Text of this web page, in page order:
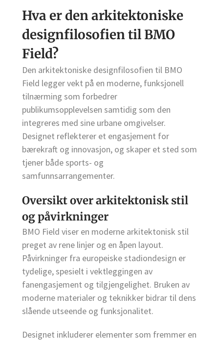
Hva er den arkitektoniske
designfilosofien til BMO
Field?
Den arkitektoniske designfilosofien til BMO
Field legger vekt på en moderne, funksjonell
tilnærming som forbedrer
publikumsopplevelsen samtidig som den
integreres med sine urbane omgivelser.
Designet reflekterer et engasjement for
bærekraft og innovasjon, og skaper et sted som
tjener både sports- og
samfunnsarrangementer.
Oversikt over arkitektonisk stil
og påvirkninger
BMO Field viser en moderne arkitektonisk stil
preget av rene linjer og en åpen layout.
Påvirkninger fra europeiske stadiondesign er
tydelige, spesielt i vektleggingen av
fanengasjement og tilgjengelighet. Bruken av
moderne materialer og teknikker bidrar til dens
slående utseende og funksjonalitet.
Designet inkluderer elementer som fremmer en